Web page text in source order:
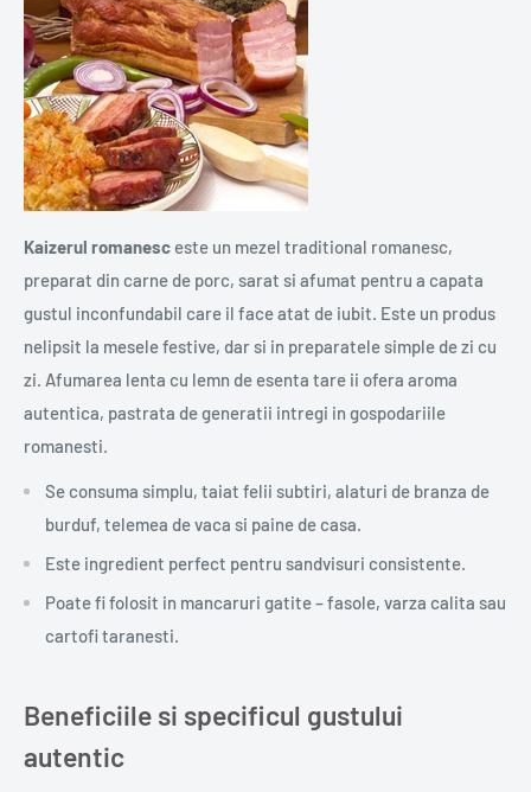
Kaizerul romanesc este un mezel traditional romanesc,
preparat din carne de porc, sarat si afumat pentru a capata
gustul inconfundabil care il face atat de iubit. Este un produs
nelipsit la mesele festive, dar si in preparatele simple de zi cu
zi. Afumarea lenta cu lemn de esenta tare ii ofera aroma
autentica, pastrata de generatii intregi in gospodariile
romanesti.
Se consuma simplu, taiat felii subtiri, alaturi de branza de
burduf, telemea de vaca si paine de casa.
Este ingredient perfect pentru sandvisuri consistente.
Poate fi folosit in mancaruri gatite – fasole, varza calita sau
cartofi taranesti.
Beneficiile si specificul gustului
autentic